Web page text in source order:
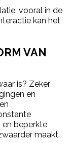
vooral in de
kan het
VAN
is? Zeker
en
en beperkte
maakt.